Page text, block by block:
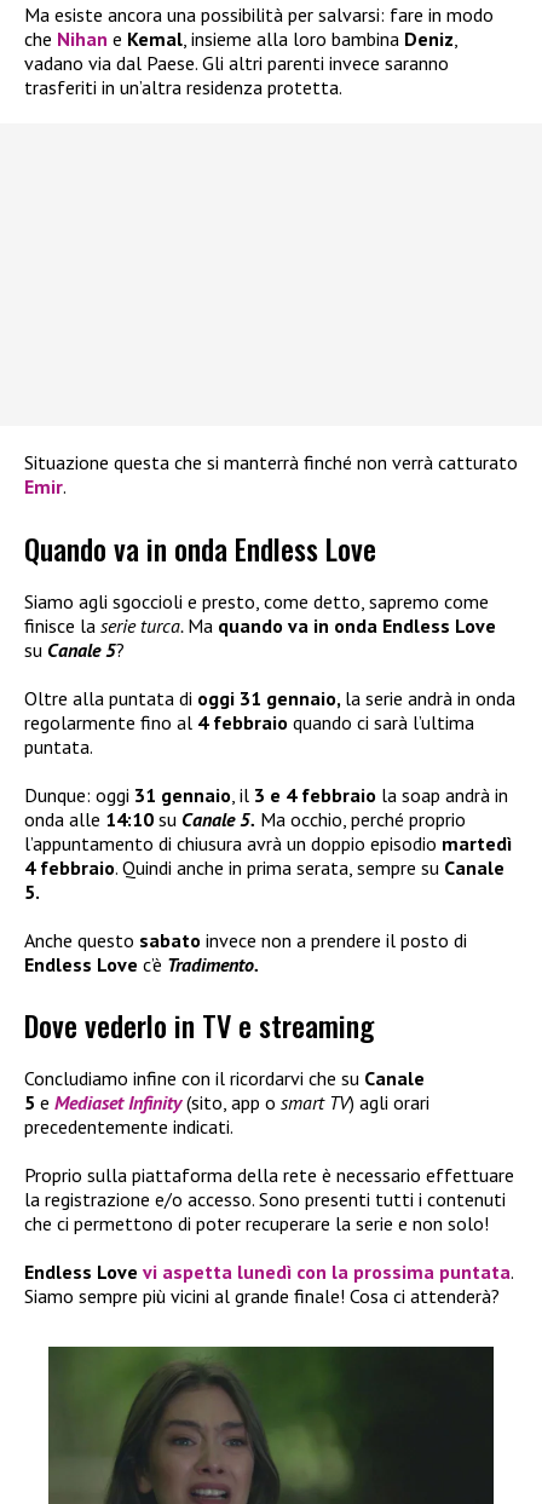
Ma esiste ancora una possibilità per salvarsi: fare in modo
che Nihan e Kemal, insieme alla loro bambina Deniz,
vadano via dal Paese. Gli altri parenti invece saranno
trasferiti in un’altra residenza protetta.
Situazione questa che si manterrà finché non verrà catturato
Emir.
Quando va in onda Endless Love
Siamo agli sgoccioli e presto, come detto, sapremo come
finisce la serie turca. Ma quando va in onda Endless Love
su Canale 5?
Oltre alla puntata di oggi 31 gennaio, la serie andrà in onda
regolarmente fino al 4 febbraio quando ci sarà l’ultima
puntata.
Dunque: oggi 31 gennaio , il 3 e 4 febbraio la soap andrà in
onda alle 14:10 su Canale 5. Ma occhio, perché proprio
l’appuntamento di chiusura avrà un doppio episodio martedì
4 febbraio. Quindi anche in prima serata, sempre su Canale
5.
Anche questo sabato invece non a prendere il posto di
Endless Love c’è Tradimento.
Dove vederlo in TV e streaming
Concludiamo infine con il ricordarvi che su Canale
5 e Mediaset Infinity(sito, app o smart TV) agli orari
precedentemente indicati.
Proprio sulla piattaforma della rete è necessario effettuare
la registrazione e/o accesso. Sono presenti tutti i contenuti
che ci permettono di poter recuperare la serie e non solo!
Endless Love vi aspetta lunedì con la prossima puntata.
Siamo sempre più vicini al grande finale! Cosa ci attenderà?